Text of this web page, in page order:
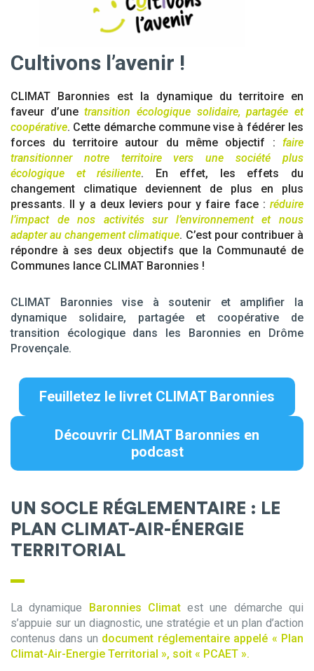
Cultivons l’avenir !
CLIMAT Baronnies est la dynamique du territoire en
faveur d’unetransition écologique solidaire, partagée et
coopérative. Cette démarche commune vise à fédérer les
forces du territoire autour du même objectif : faire
transitionner notre territoire vers une société plus
écologique et résiliente. En effet, les effets du
changement climatique deviennent de plus en plus
pressants. Il y a deux leviers pour y faire face : réduire
l’impact de nos activités sur l’environnement et nous
adapter au changement climatique. C’est pour contribuer à
répondre à ses deux objectifs que la Communauté de
Communes lance CLIMAT Baronnies !
CLIMAT Baronnies vise à soutenir et amplifier la
dynamique solidaire, partagée et coopérative de
transition écologique dans les Baronnies en Drôme
Provençale.
Feuilletez le livret CLIMAT Baronnies
Découvrir CLIMAT Baronnies en
podcast
UN SOCLE RÉGLEMENTAIRE : LE
PLAN CLIMAT-AIR-ÉNERGIE
TERRITORIAL
La dynamique Baronnies Climatest une démarche qui
s’appuie sur un diagnostic, une stratégie et un plan d’action
contenus dans un document réglementaire appelé « Plan
Climat-Air-Energie Territorial », soit « PCAET ».